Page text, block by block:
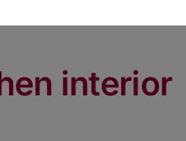
interior